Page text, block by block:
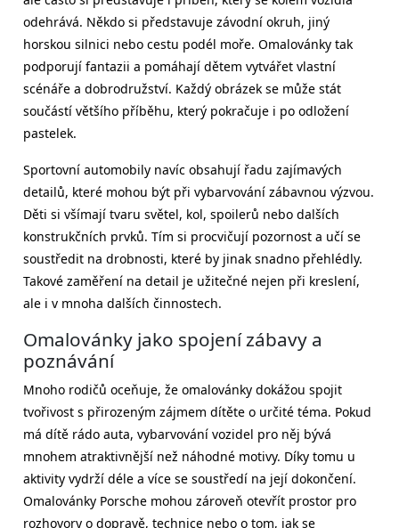
odehrává. Někdo si představuje závodní okruh, jiný
horskou silnici nebo cestu podél moře. Omalovánky tak
podporují fantazii a pomáhají dětem vytvářet vlastní
scénáře a dobrodružství. Každý obrázek se může stát
součástí většího příběhu, který pokračuje i po odložení
pastelek.
Sportovní automobily navíc obsahují řadu zajímavých
detailů, které mohou být při vybarvování zábavnou výzvou.
Děti si všímají tvaru světel, kol, spoilerů nebo dalších
konstrukčních prvků. Tím si procvičují pozornost a učí se
soustředit na drobnosti, které by jinak snadno přehlédly.
Takové zaměření na detail je užitečné nejen při kreslení,
ale i v mnoha dalších činnostech.
Omalovánky jako spojení zábavy a
poznávání
Mnoho rodičů oceňuje, že omalovánky dokážou spojit
tvořivost s přirozeným zájmem dítěte o určité téma. Pokud
má dítě rádo auta, vybarvování vozidel pro něj bývá
mnohem atraktivnější než náhodné motivy. Díky tomu u
aktivity vydrží déle a více se soustředí na její dokončení.
Omalovánky Porsche mohou zároveň otevřít prostor pro
rozhovory o dopravě, technice nebo o tom, jak se